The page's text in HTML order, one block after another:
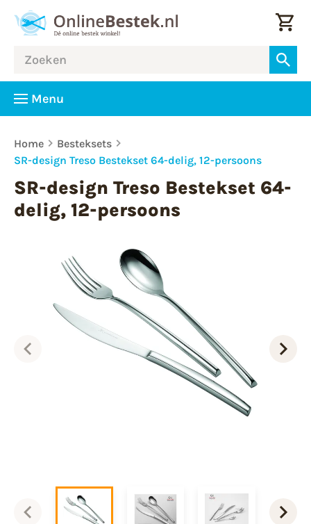
Menu
Home
Besteksets
SR-design Treso Bestekset 64-delig, 12-persoons
SR-design Treso Bestekset 64-
delig, 12-persoons